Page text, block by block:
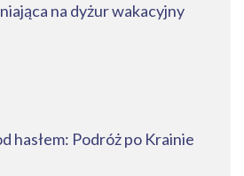
na dyżur wakacyjny
hasłem: Podróż po Krainie